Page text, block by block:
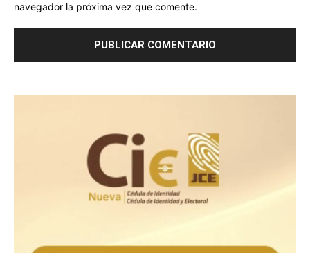
navegador la próxima vez que comente.